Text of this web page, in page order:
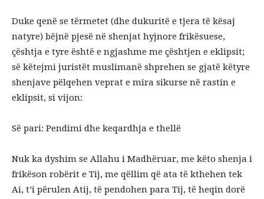
Duke qenë se tërmetet (dhe dukuritë e tjera të kësaj
natyre) bëjnë pjesë në shenjat hyjnore frikësuese,
çështja e tyre është e ngjashme me çështjen e eklipsit;
së këtejmi juristët muslimanë shprehen se gjatë këtyre
shenjave pëlqehen veprat e mira sikurse në rastin e
eklipsit, si vijon:
Së pari: Pendimi dhe keqardhja e thellë
Nuk ka dyshim se Allahu i Madhëruar, me këto shenja i
frikëson robërit e Tij, me qëllim që ata të kthehen tek
Ai, t’i përulen Atij, të pendohen para Tij, të heqin dorë